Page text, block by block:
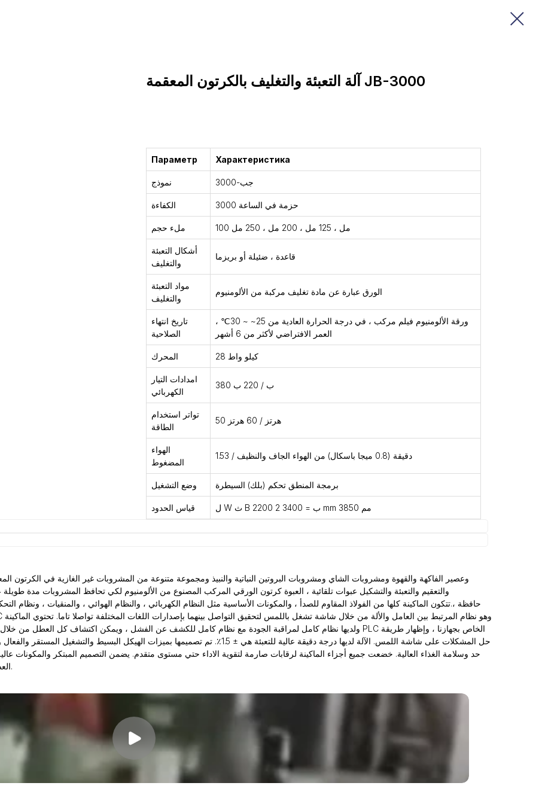
آلة التعبئة والتغليف بالكرتون المعقمة JB-3000
Параметр Характеристика
نموذج جب-3000
الكفاءة 3000 حزمة في الساعة
ملء حجم 100 مل ، 125 مل ، 200 مل ، 250 مل
أشكال التعبئة
والتغليف
قاعدة ، ضئيلة أو بريزما
مواد التعبئة
والتغليف
الورق عبارة عن مادة تغليف مركبة من الألومنيوم
تاريخ انتهاء
الصلاحية
ورقة الألومنيوم فيلم مركب ، في درجة الحرارة العادية من 25~ ~ 30℃ ،
العمر الافتراضي لأكثر من 6 أشهر
المحرك 28 كيلو واط
امدادات التيار
الكهربائي
380 ب / 220 ب
تواتر استخدام
الطاقة
50 هرتز / 60 هرتز
الهواء
المضغوط
1.53 / دقيقة (0.8 ميجا باسكال) من الهواء الجاف والنظيف
وضع التشغيل برمجة المنطق تحكم (بلك) السيطرة
قياس الحدود ل W ث B ب = 3400 2 2200 mm 3850 مم
والتعقيم والتعبئة والتشكيل عبوات تلقائية ، العبوة كرتون الورقي المركب المصنوع من الألومنيوم لكي تحافظ المشروبات مدة
حافظة ،.تتكون الماكينة كلها من الفولاذ المقاوم للصدأ ، والمكونات الأساسية مثل النظام الكهربائي ، والنظام الهوائي ، والمنقيات ، ونظام
حل المشكلات على شاشة اللمس. الآلة لديها درجة دقيقة عالية للتعبئة هي ± 1.5٪. تم تصميمها بميزات
حد وسلامة الغذاء العالية. خضعت جميع أجزاء الماكينة لرقابات صارمة لتقوية الاداء حتي مستوى متقدم. يضمن التصميم المبتكر والمكونات
العصير وغيرها من المشروبات غير الغازية في عملاء جميع أنحاء العالم.